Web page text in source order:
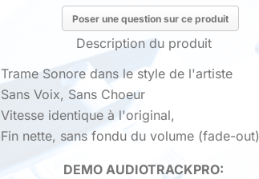
Poser une question sur ce produit
Description du produit
Trame Sonore dans le style de l'artiste
Sans Voix, Sans Choeur
Vitesse identique à l'original,
Fin nette, sans fondu du volume (fade-out)
DEMO AUDIOTRACKPRO: